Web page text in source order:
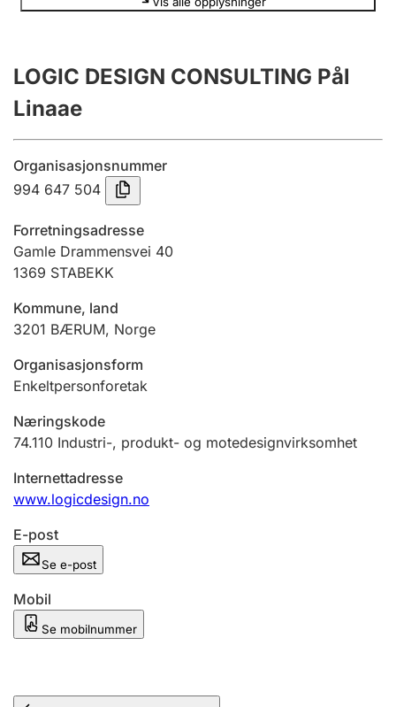
Årsregnskap
Innsending og forsinkelsesgebyr
Tinglysing
Jeger
Betaling og jegeravgiftskort
Ektepaktveileder
Offentlig sektor
LOGIC DESIGN CONSULTING Pål
Linaae
Organisasjonsnummer
994 647 504
Forretningsadresse
Gamle Drammensvei 40
1369 STABEKK
Kommune, land
3201 BÆRUM, Norge
Organisasjonsform
Enkeltpersonforetak
Næringskode
74.110 Industri-, produkt- og motedesignvirksomhet
Internettadresse
www.logicdesign.no
E-post
Se e-post
Mobil
Se mobilnummer